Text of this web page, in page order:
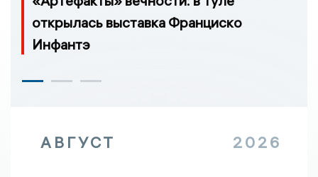
открылась выставка Франциско
Инфантэ
АВГУСТ 2026